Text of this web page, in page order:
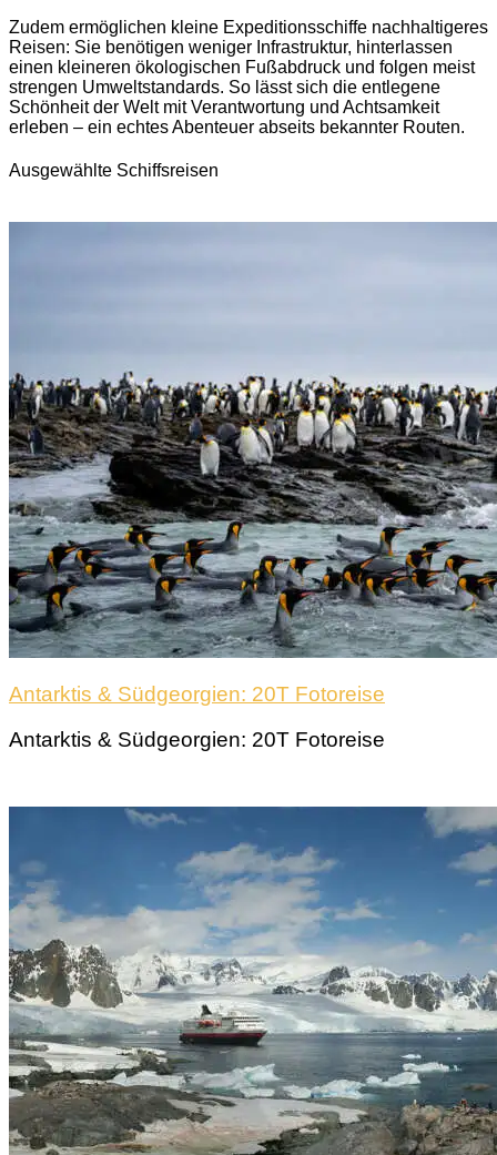
Zudem ermöglichen kleine Expeditionsschiffe nachhaltigeres
Reisen: Sie benötigen weniger Infrastruktur, hinterlassen
einen kleineren ökologischen Fußabdruck und folgen meist
strengen Umweltstandards. So lässt sich die entlegene
Schönheit der Welt mit Verantwortung und Achtsamkeit
erleben – ein echtes Abenteuer abseits bekannter Routen.
Ausgewählte Schiffsreisen
Antarktis & Südgeorgien: 20T Fotoreise
Antarktis & Südgeorgien: 20T Fotoreise